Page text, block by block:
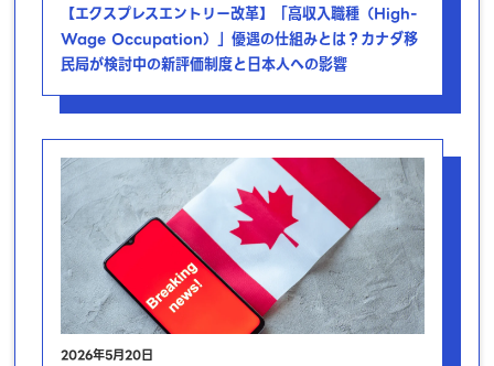
【エクスプレスエントリー改革】「高収入職種（High-
Wage Occupation）」優遇の仕組みとは？カナダ移
民局が検討中の新評価制度と日本人への影響
2026年5月20日